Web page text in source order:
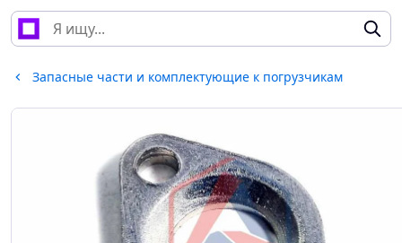
Запасные части и комплектующие к погрузчикам